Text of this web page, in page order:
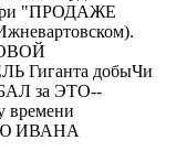
при "ПРОДАЖЕ
Гиганта добыЧи
за ЭТО--
времени
ИВАНА